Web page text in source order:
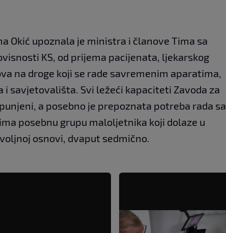
Okić upoznala je ministra i članove Tima sa
KS, od prijema pacijenata, ljekarskog
na droge koji se rade savremenim aparatima,
i savjetovališta. Svi ležeći kapaciteti Zavoda za
a posebno je prepoznata potreba rada sa
posebnu grupu maloljetnika koji dolaze u
osnovi, dvaput sedmično.